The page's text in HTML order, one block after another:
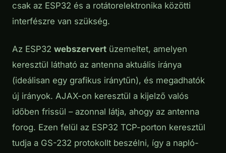
csak az ESP32 és a rotátorelektronika közötti
interfészre van szükség.
Az ESP32 webszervert üzemeltet, amelyen
keresztül látható az antenna aktuális iránya
(ideálisan egy grafikus iránytűn), és megadhatók
új irányok. AJAX-on keresztül a kijelző valós
időben frissül – azonnal látja, ahogy az antenna
forog. Ezen felül az ESP32 TCP-porton keresztül
tudja a GS-232 protokollt beszélni, így a napló-